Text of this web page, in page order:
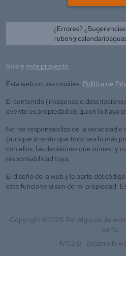
¿Errores?
Sobre este proyecto
Esta web no usa cookies. Política de
El contenido (imágenes o
evento es propiedad de quien lo haya
No me responsabilizo de la veracidad
(aunque intento que todo sea lo más
con ellos, las decisiones que tomes, y
responsabilidad tuya.
El diseño de la web y la parte del
esta funcione sí son de mi propiedad.
Copyright ©2026 RV. Algunos
porfa.
fv11.3.0 · Desarrollo